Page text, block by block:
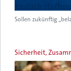
Endlich
Sollen zukünftig
Sicherheit,